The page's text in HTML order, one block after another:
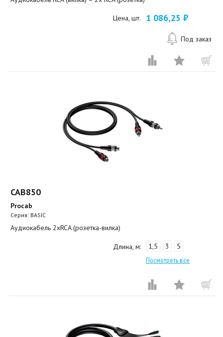
Цена, шт. 1 086,25 ₽
Под заказ
CAB850
Procab
Серия: BASIC
Аудиокабель 2хRCA (розетка-вилка)
Длина, м: 1,5 3 5
Посмотреть все